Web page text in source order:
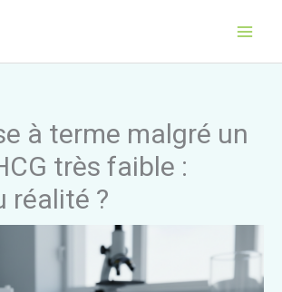
à terme malgré un
très faible :
réalité ?